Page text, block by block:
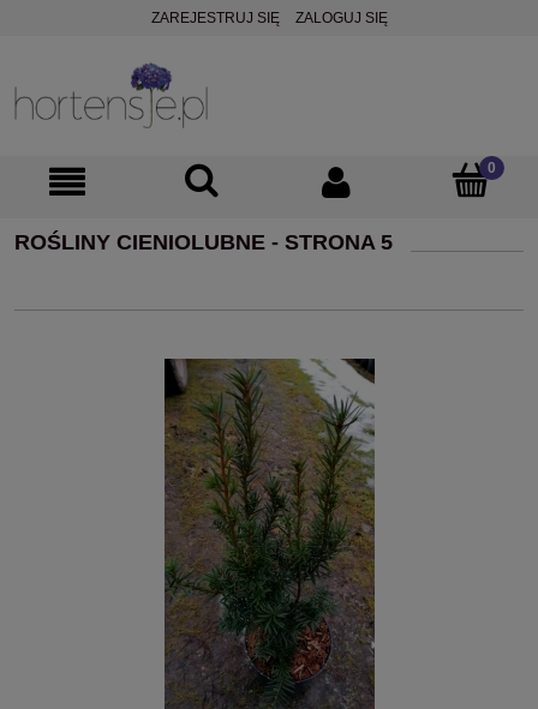
ZAREJESTRUJ SIĘ ZALOGUJ SIĘ
ROŚLINY CIENIOLUBNE - STRONA 5